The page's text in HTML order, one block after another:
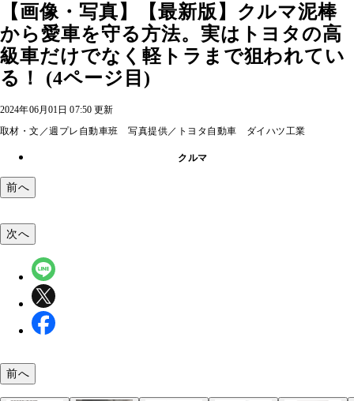
【画像・写真】【最新版】クルマ泥棒
から愛車を守る方法。実はトヨタの高
級車だけでなく軽トラまで狙われてい
る！ (4ページ目)
2024年06月01日 07:50 更新
取材・文／週プレ自動車班 写真提供／トヨタ自動車 ダイハツ工業
クルマ
前へ
次へ
前へ